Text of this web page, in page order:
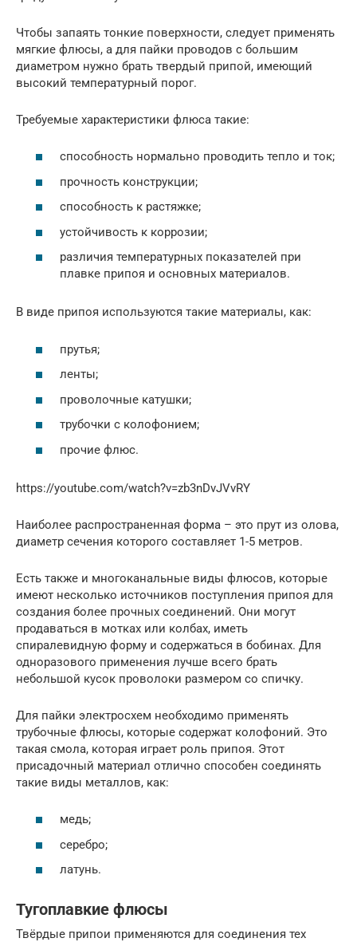
Чтобы запаять тонкие поверхности, следует применять
мягкие флюсы, а для пайки проводов с большим
диаметром нужно брать твердый припой, имеющий
высокий температурный порог.
Требуемые характеристики флюса такие:
способность нормально проводить тепло и ток;
прочность конструкции;
способность к растяжке;
устойчивость к коррозии;
различия температурных показателей при
плавке припоя и основных материалов.
В виде припоя используются такие материалы, как:
прутья;
ленты;
проволочные катушки;
трубочки с колофонием;
прочие флюс.
https://youtube.com/watch?v=zb3nDvJVvRY
Наиболее распространенная форма – это прут из олова,
диаметр сечения которого составляет 1-5 метров.
Есть также и многоканальные виды флюсов, которые
имеют несколько источников поступления припоя для
создания более прочных соединений. Они могут
продаваться в мотках или колбах, иметь
спиралевидную форму и содержаться в бобинах. Для
одноразового применения лучше всего брать
небольшой кусок проволоки размером со спичку.
Для пайки электросхем необходимо применять
трубочные флюсы, которые содержат колофоний. Это
такая смола, которая играет роль припоя. Этот
присадочный материал отлично способен соединять
такие виды металлов, как:
медь;
серебро;
латунь.
Тугоплавкие флюсы
Твёрдые припои применяются для соединения тех